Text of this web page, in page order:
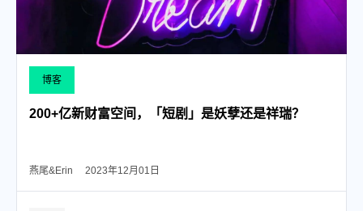
博客
200+亿新财富空间，「短剧」是妖孽还是祥瑞？
燕尾&Erin 2023年12月01日